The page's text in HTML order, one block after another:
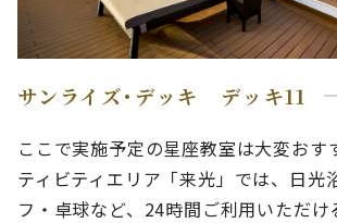
サンライズ･デッキ デッキ11
ここで実施予定の星座教室は大変おす
ティビティエリア「来光」では、日光
フ・卓球など、24時間ご利用いただけ